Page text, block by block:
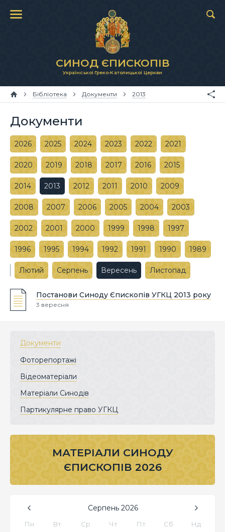
СИНОД ЄПИСКОПІВ
Української Греко-Католицької Церкви
Бібліотека Документи 2013
Документи
2026 2025 2024 2023 2022 2021
2020 2019 2018 2017 2016 2015
2014 2013 2012 2011 2010 2009
2008 2007 2006 2005 2004 2003
2002 2001 2000 1999 1998 1997
1996 1995 1994 1992 1991 1990 1989
Лютий Серпень Вересень Листопад
Постанови Синоду Єпископів УГКЦ 2013 року
3 вересня
Документи
Фоторепортажі
Відеоматеріали
Матеріали Синодів
Партикулярне право УГКЦ
МАТЕРІАЛИ СИНОДУ
ЄПИСКОПІВ 2026
Серпень 2026
Пн Вт Ср Чт Пт Сб Нд